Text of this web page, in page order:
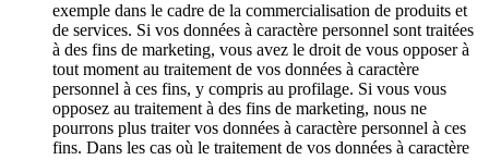
exemple dans le cadre de la commercialisation de produits et
de services. Si vos données à caractère personnel sont traitées
à des fins de marketing, vous avez le droit de vous opposer à
tout moment au traitement de vos données à caractère
personnel à ces fins, y compris au profilage. Si vous vous
opposez au traitement à des fins de marketing, nous ne
pourrons plus traiter vos données à caractère personnel à ces
fins. Dans les cas où le traitement de vos données à caractère